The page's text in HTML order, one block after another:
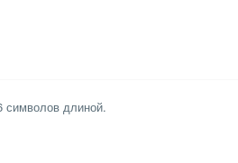
символов длиной.